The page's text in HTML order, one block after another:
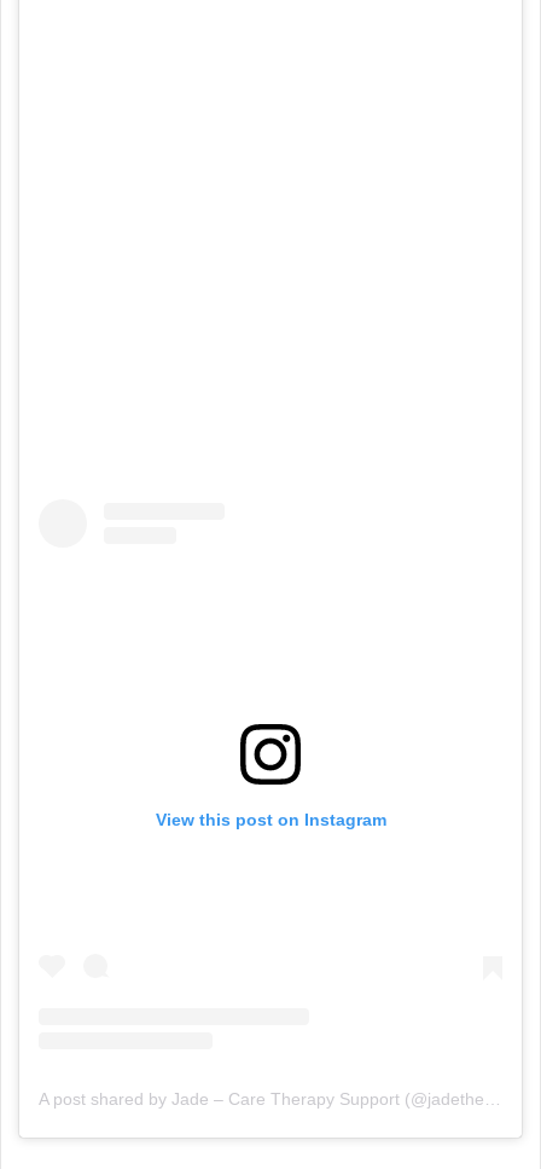
View this post on Instagram